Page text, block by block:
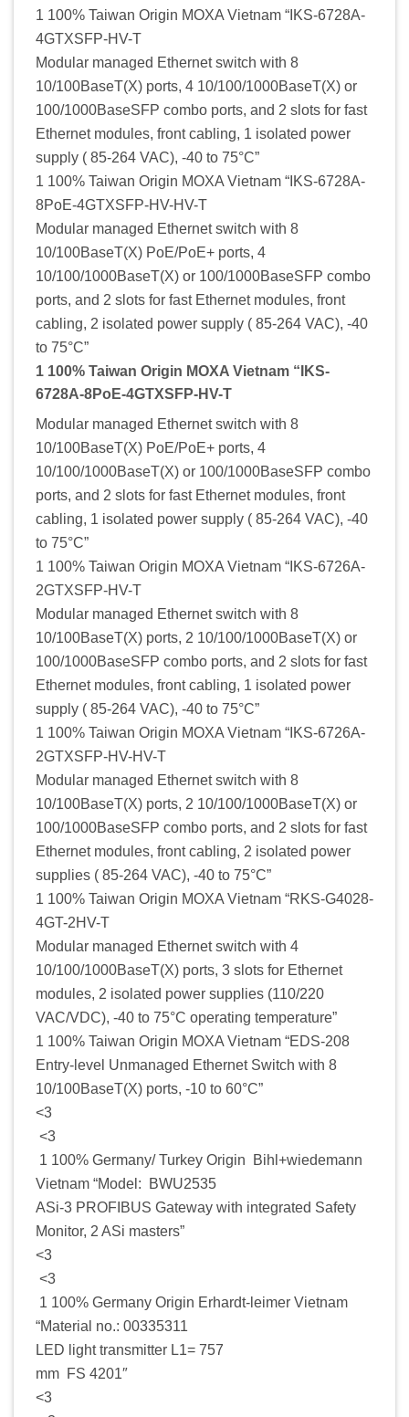
1 100% Taiwan Origin MOXA Vietnam “IKS-6728A-
4GTXSFP-HV-T
Modular managed Ethernet switch with 8
10/100BaseT(X) ports, 4 10/100/1000BaseT(X) or
100/1000BaseSFP combo ports, and 2 slots for fast
Ethernet modules, front cabling, 1 isolated power
supply ( 85-264 VAC), -40 to 75°C”
1 100% Taiwan Origin MOXA Vietnam “IKS-6728A-
8PoE-4GTXSFP-HV-HV-T
Modular managed Ethernet switch with 8
10/100BaseT(X) PoE/PoE+ ports, 4
10/100/1000BaseT(X) or 100/1000BaseSFP combo
ports, and 2 slots for fast Ethernet modules, front
cabling, 2 isolated power supply ( 85-264 VAC), -40
to 75°C”
1 100% Taiwan Origin MOXA Vietnam “IKS-
6728A-8PoE-4GTXSFP-HV-T
Modular managed Ethernet switch with 8
10/100BaseT(X) PoE/PoE+ ports, 4
10/100/1000BaseT(X) or 100/1000BaseSFP combo
ports, and 2 slots for fast Ethernet modules, front
cabling, 1 isolated power supply ( 85-264 VAC), -40
to 75°C”
1 100% Taiwan Origin MOXA Vietnam “IKS-6726A-
2GTXSFP-HV-T
Modular managed Ethernet switch with 8
10/100BaseT(X) ports, 2 10/100/1000BaseT(X) or
100/1000BaseSFP combo ports, and 2 slots for fast
Ethernet modules, front cabling, 1 isolated power
supply ( 85-264 VAC), -40 to 75°C”
1 100% Taiwan Origin MOXA Vietnam “IKS-6726A-
2GTXSFP-HV-HV-T
Modular managed Ethernet switch with 8
10/100BaseT(X) ports, 2 10/100/1000BaseT(X) or
100/1000BaseSFP combo ports, and 2 slots for fast
Ethernet modules, front cabling, 2 isolated power
supplies ( 85-264 VAC), -40 to 75°C”
1 100% Taiwan Origin MOXA Vietnam “RKS-G4028-
4GT-2HV-T
Modular managed Ethernet switch with 4
10/100/1000BaseT(X) ports, 3 slots for Ethernet
modules, 2 isolated power supplies (110/220
VAC/VDC), -40 to 75°C operating temperature”
1 100% Taiwan Origin MOXA Vietnam “EDS-208
Entry-level Unmanaged Ethernet Switch with 8
10/100BaseT(X) ports, -10 to 60°C”
<3
<3
1 100% Germany/ Turkey Origin Bihl+wiedemann
Vietnam “Model: BWU2535
ASi-3 PROFIBUS Gateway with integrated Safety
Monitor, 2 ASi masters”
<3
<3
1 100% Germany Origin Erhardt-leimer Vietnam
“Material no.: 00335311
LED light transmitter L1= 757
mm FS 4201″
<3